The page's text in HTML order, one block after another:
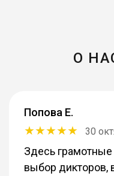
О
Попова Е.
30
Здесь
выбор дикторов,